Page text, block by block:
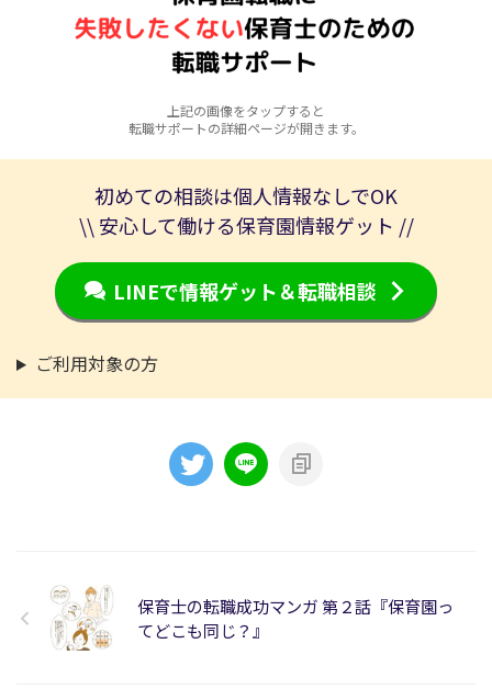
上記の画像をタップすると
転職サポートの詳細ページが開きます。
初めての相談は個人情報なしでOK
\\ 安心して働ける保育園情報ゲット //
LINEで情報ゲット＆転職相談
ご利用対象の方
保育士の転職成功マンガ 第２話『保育園っ
てどこも同じ？』